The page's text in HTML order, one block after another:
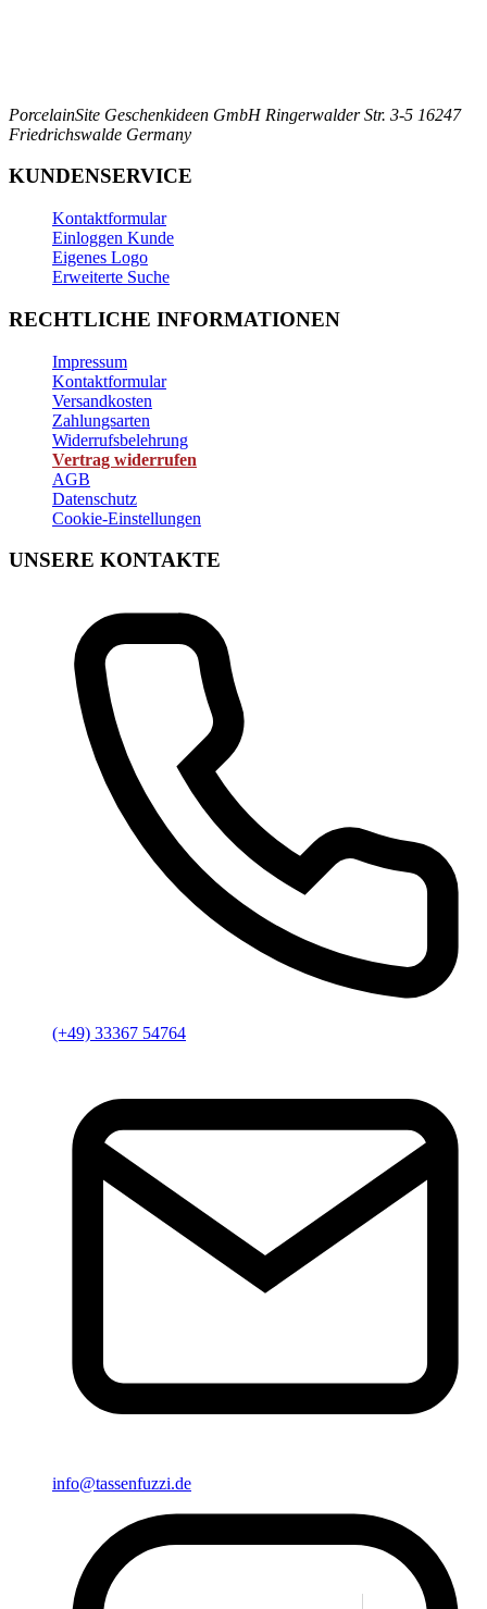
PorcelainSite Geschenkideen GmbH Ringerwalder Str. 3-5 16247
Friedrichswalde Germany
KUNDENSERVICE
Kontaktformular
Einloggen Kunde
Eigenes Logo
Erweiterte Suche
RECHTLICHE INFORMATIONEN
Impressum
Kontaktformular
Versandkosten
Zahlungsarten
Widerrufsbelehrung
Vertrag widerrufen
AGB
Datenschutz
Cookie-Einstellungen
UNSERE KONTAKTE
(+49) 33367 54764
info@tassenfuzzi.de